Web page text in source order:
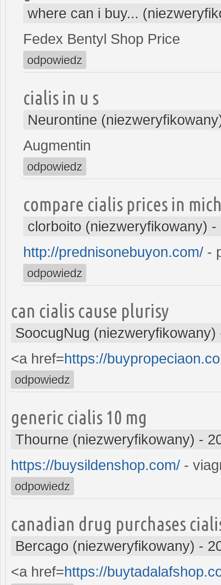
where can i buy...
Fedex Bentyl Shop Price
odpowiedz
cialis in u s
Neurontine
Augmentin
odpowiedz
compare cialis prices in
clorboito (niezweryfikowany) -
http://prednisonebuyon.com/ -
odpowiedz
can cialis cause plurisy
SoocugNug (niezweryfikowany)
<a href=https://
odpowiedz
generic cialis 10 mg
Thourne (niezweryfikowany) -
https://buysildenshop.com/ -
odpowiedz
canadian drug purchases
Bercago (niezweryfikowany) -
<a href=https://